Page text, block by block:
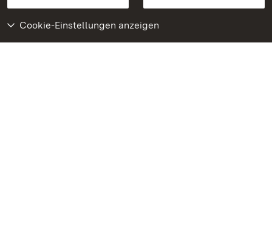
Cookie-Einstellungen anzeigen
Weiteres